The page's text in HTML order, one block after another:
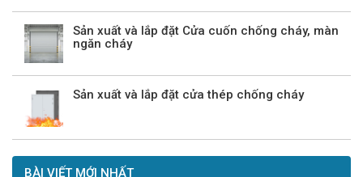
Sản xuất và lắp đặt Cửa cuốn chống cháy, màn
ngăn cháy
Sản xuất và lắp đặt cửa thép chống cháy
BÀI VIẾT MỚI NHẤT